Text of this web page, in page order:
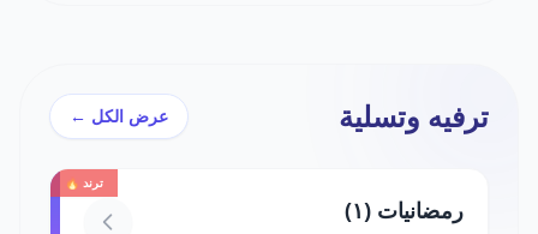
ترفيه وتسلية عرض الكل ←
ترند 🔥
رمضانيات (١)